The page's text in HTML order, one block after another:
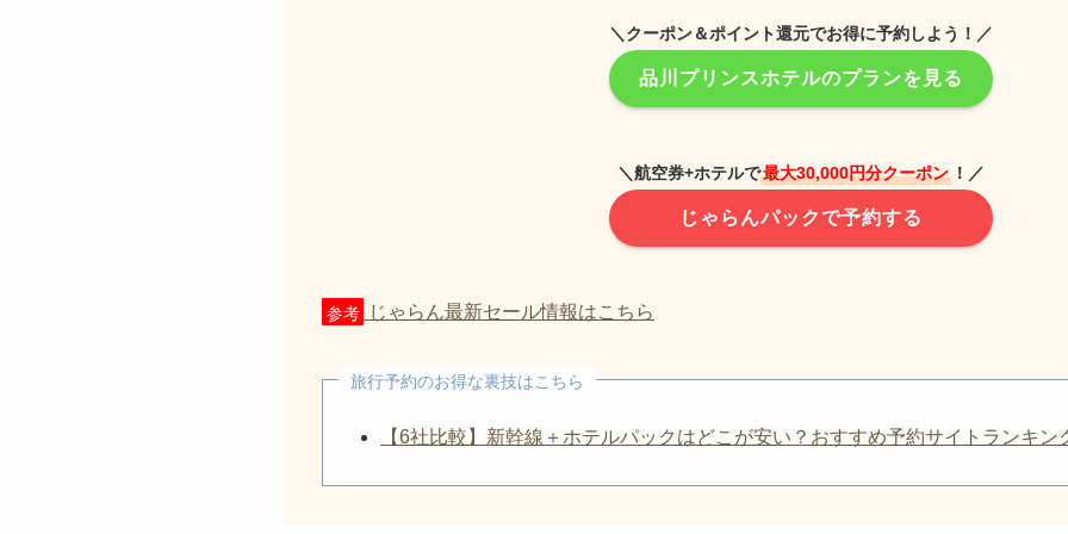
＼クーポン＆ポイント還元でお得に予約しよう！／
品川プリンスホテルのプランを見る
＼航空券+ホテルで最大30,000円分クーポン ！／
じゃらんパックで予約する
参考 じゃらん最新セール情報はこちら
旅行予約のお得な裏技はこちら
【6社比較】新幹線＋ホテルパックはどこが安い？おすすめ予約サイトランキン